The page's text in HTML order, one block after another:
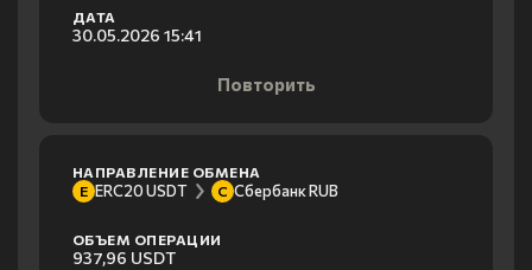
ДАТА
30.05.2026 15:41
Повторить
НАПРАВЛЕНИЕ ОБМЕНА
E ERC20 USDT С Сбербанк RUB
ОБЪЕМ ОПЕРАЦИИ
937,96 USDT